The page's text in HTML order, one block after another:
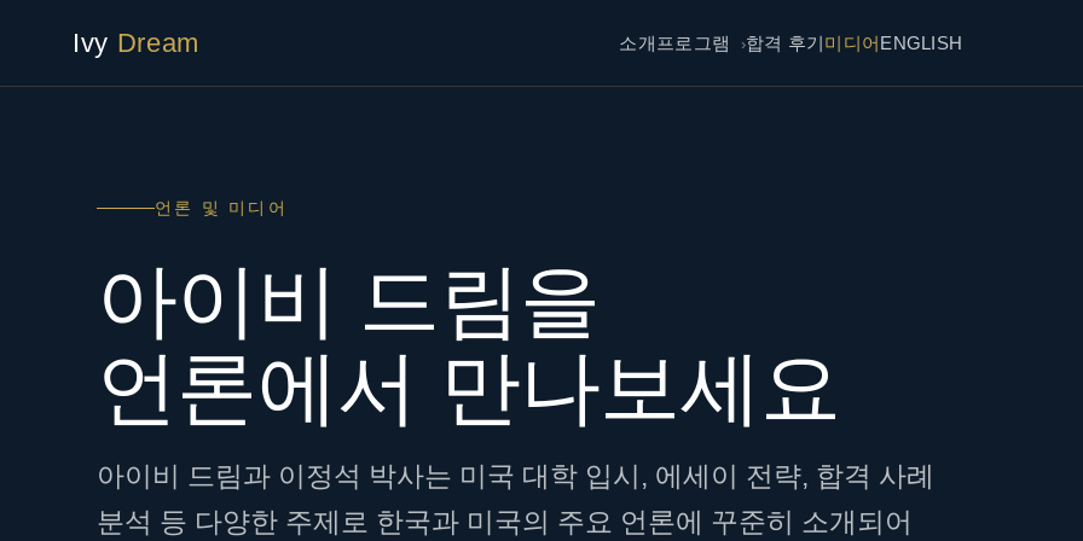
Ivy Dream 소개 프로그램 합격 후기미디어ENGLISH
언론 및 미디어
아이비 드림을
언론에서 만나보세요
아이비 드림과 이정석 박사는 미국 대학 입시, 에세이 전략, 합격 사례
분석 등 다양한 주제로 한국과 미국의 주요 언론에 꾸준히 소개되어